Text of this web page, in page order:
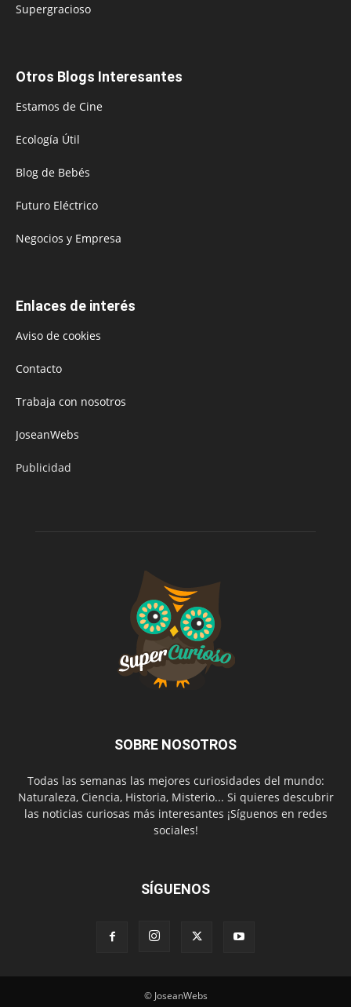
Supergracioso
Otros Blogs Interesantes
Estamos de Cine
Ecología Útil
Blog de Bebés
Futuro Eléctrico
Negocios y Empresa
Enlaces de interés
Aviso de cookies
Contacto
Trabaja con nosotros
JoseanWebs
Publicidad
SOBRE NOSOTROS
Todas las semanas las mejores curiosidades del mundo:
Naturaleza, Ciencia, Historia, Misterio... Si quieres descubrir
las noticias curiosas más interesantes ¡Síguenos en redes
sociales!
SÍGUENOS
© JoseanWebs